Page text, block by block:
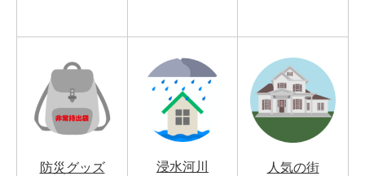
防災グッズ 浸水河川 人気の街